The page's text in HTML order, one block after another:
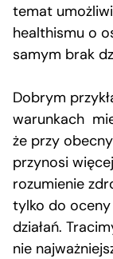
temat
healthismu o
samym brak
Dobrym
warunkach
że przy
przynosi
rozumienie
tylko do
działań.
nie